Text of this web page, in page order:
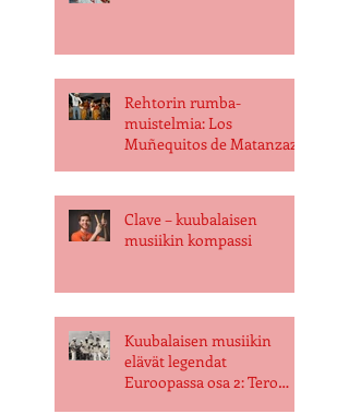
Rehtorin rumba-
muistelmia: Los
Muñequitos de Matanzaz
Clave – kuubalaisen
musiikin kompassi
Kuubalaisen musiikin
elävät legendat
Euroopassa osa 2: Tero